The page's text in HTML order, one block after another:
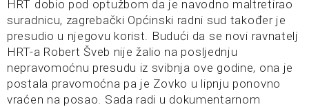
HRT dobio pod optužbom da je navodno maltretirao
suradnicu, zagrebački Općinski radni sud također je
presudio u njegovu korist. Budući da se novi ravnatelj
HRT-a Robert Šveb nije žalio na posljednju
nepravomoćnu presudu iz svibnja ove godine, ona je
postala pravomoćna pa je Zovko u lipnju ponovno
vraćen na posao. Sada radi u dokumentarnom